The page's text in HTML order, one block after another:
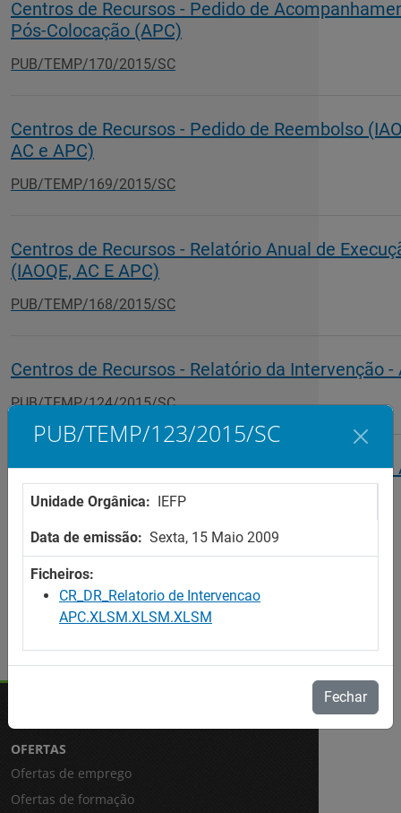
Centros de Recursos - Pedido de
Pós-Colocação (APC)
PUB/TEMP/170/2015/SC
Centros de Recursos - Pedido de Reembolso
AC e APC)
PUB/TEMP/169/2015/SC
Centros de Recursos - Relatório Anual de
(IAOQE, AC E APC)
PUB/TEMP/168/2015/SC
Centros de Recursos - Relatório da Intervenção -
PUB/TEMP/124/2015/SC
Centros de Recursos - Relatório da Intervenção -
PUB/TEMP/123/2015/SC
PUB/TEMP/123/2015/SC
Unidade Orgânica: IEFP
Data de emissão: Sexta, 15 Maio 2009
Ficheiros:
CR_DR_Relatorio de Intervencao
APC.XLSM.XLSM.XLSM
Fechar
OFERTAS
Ofertas de emprego
Ofertas de formação